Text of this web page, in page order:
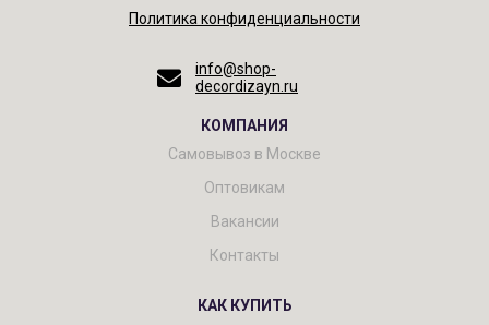
Политика конфиденциальности
info@shop-
decordizayn.ru
КОМПАНИЯ
Самовывоз в Москве
Оптовикам
Вакансии
Контакты
КАК КУПИТЬ